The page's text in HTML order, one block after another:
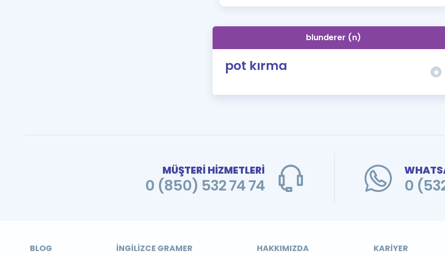
İngilizce Gramer
blunderer (n)
pot kırma
MÜŞTERİ HİZMETLERİ
0 (850) 532 74 74 0
BLOG İNGILIZCE GRAMER HAKKIMIZDA KARIYER